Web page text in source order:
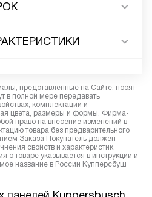
представленные на Сайте, носят
в полной мере передавать
комплектации и
цвета, размеры и формы. Фирма-
право на внесение изменений в
товара без предварительного
Заказа Покупатель должен
свойств и характеристик
товаре указывается в инструкции и
название в России Купперсбуш